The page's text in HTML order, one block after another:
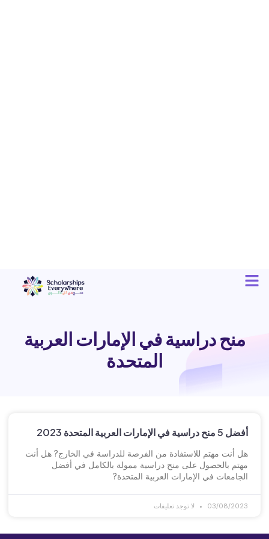
منح دراسية في الإمارات العربية
المتحدة
أفضل 5 منح دراسية في الإمارات العربية المتحدة 2023
هل أنت مهتم للاستفادة من الفرصة للدراسة في الخارج? هل أنت
مهتم بالحصول على منح دراسية ممولة بالكامل في أفضل
الجامعات في الإمارات العربية المتحدة?
03/08/2023 لا توجد تعليقات